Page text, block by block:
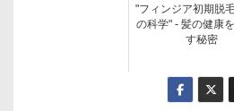
"フィンジア初期脱
の科学" - 髪の健康
す秘密